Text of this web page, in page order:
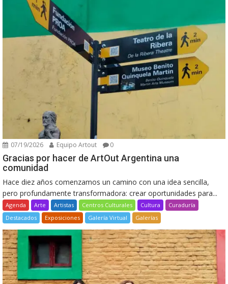
07/19/2026 Equipo Artout 0
Gracias por hacer de ArtOut Argentina una
comunidad
Hace diez años comenzamos un camino con una idea sencilla,
pero profundamente transformadora: crear oportunidades para...
Agenda Arte Artistas Centros Culturales Cultura
Curaduría
Destacados
Exposiciones Galería Virtual Galerías